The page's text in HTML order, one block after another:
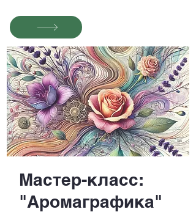
Мастер-класс:
"Аромаграфика"